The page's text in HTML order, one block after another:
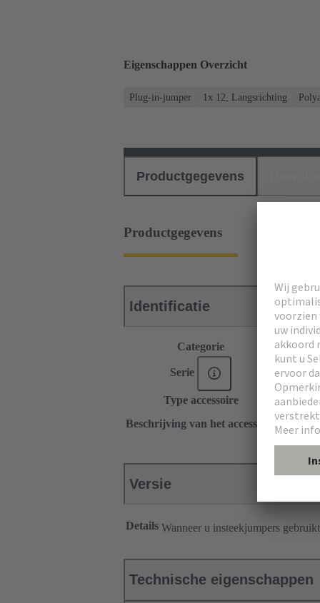
Eigenschappen Overzicht
Plug-in-jumper 1x 12, Langsrichting
Productgegevens
Productgegevens
Identificatie
Categorie
Serie Han®
Type accessoire
Plug-in-
Beschrijving van het accessoire
1x 12
Versie
Details Wanneer u insteekjumpers
Technische eigenschappen